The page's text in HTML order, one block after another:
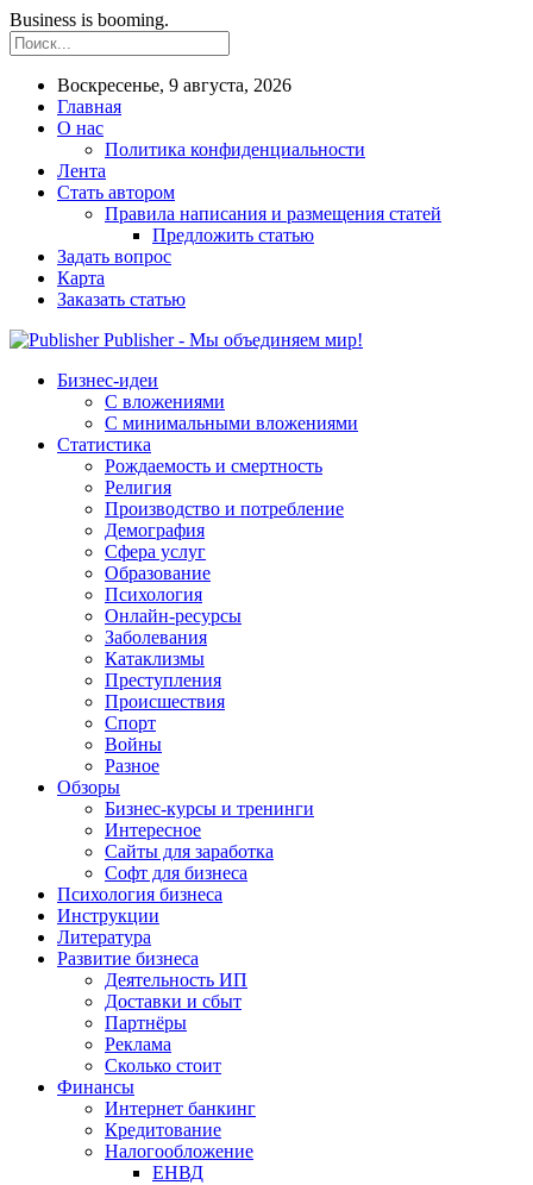
Business is booming.
Воскресенье, 9 августа, 2026
Главная
О нас
Политика конфиденциальности
Лента
Стать автором
Правила написания и размещения статей
Предложить статью
Задать вопрос
Карта
Заказать статью
Publisher - Мы объединяем мир!
Бизнес-идеи
С вложениями
С минимальными вложениями
Статистика
Рождаемость и смертность
Религия
Производство и потребление
Демография
Сфера услуг
Образование
Психология
Онлайн-ресурсы
Заболевания
Катаклизмы
Преступления
Происшествия
Спорт
Войны
Разное
Обзоры
Бизнес-курсы и тренинги
Интересное
Сайты для заработка
Софт для бизнеса
Психология бизнеса
Инструкции
Литература
Развитие бизнеса
Деятельность ИП
Доставки и сбыт
Партнёры
Реклама
Сколько стоит
Финансы
Интернет банкинг
Кредитование
Налогообложение
ЕНВД